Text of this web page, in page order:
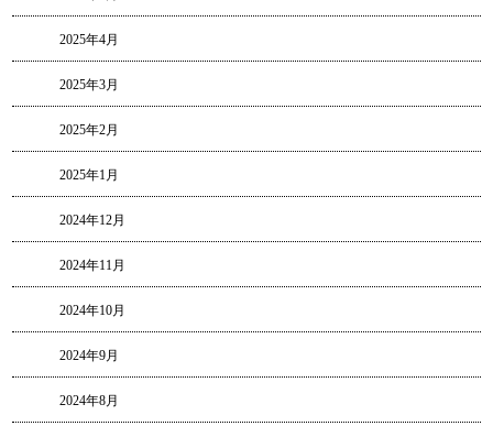
2025年4月
2025年3月
2025年2月
2025年1月
2024年12月
2024年11月
2024年10月
2024年9月
2024年8月